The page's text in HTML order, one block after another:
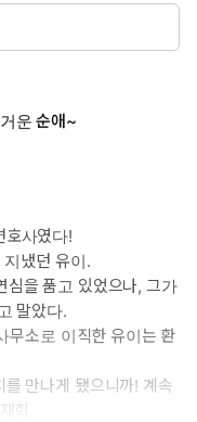
운 순애~
호사였다!
지냈던 유이.
심을 품고 있었으나, 그가
말았다.
무소로 이직한 유이는 환
만나게 됐으니까! 계속
회.